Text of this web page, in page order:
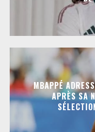
MBAPPÉ
APRÈS SA